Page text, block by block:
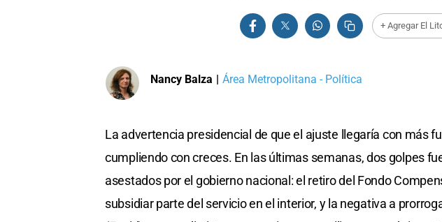
+ Agregar El
Nancy Balza | Área Metropolitana - Política
La advertencia presidencial de que el ajuste llegaría con más
cumpliendo con creces. En las últimas semanas, dos golpes
asestados por el gobierno nacional: el retiro del Fondo
subsidiar parte del servicio en el interior, y la negativa a